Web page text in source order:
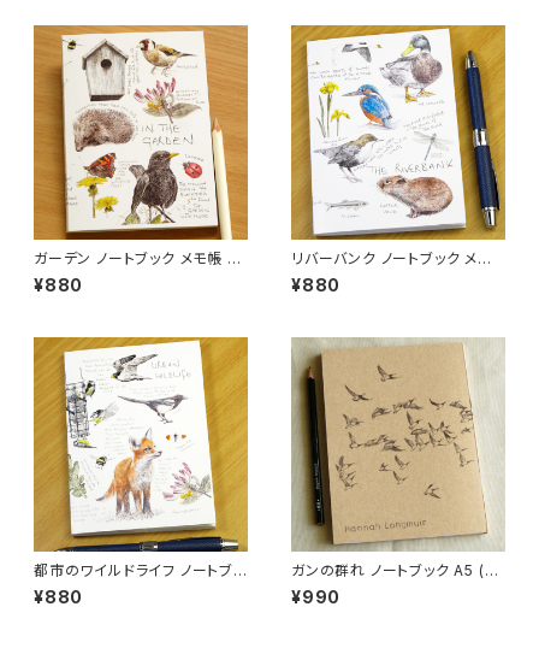
ガーデン ノートブック メモ帳 A
6 (メール便可)
¥880
リバーバンク ノートブック メモ
帳 A6 (メール便可)
¥880
都市のワイルドライフ ノートブッ
¥880
ガンの群れ ノートブック A5 (メ
ール便可)
¥990